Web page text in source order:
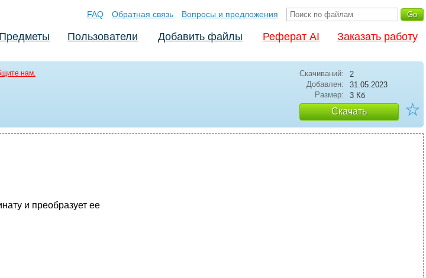
FAQ Обратная связь Вопросы и предложения
Предметы Пользователи Добавить файлы Реферат AI Заказать работу
нам. Скачиваний:
2
Добавлен:
31.05.2023
Размер:
3 Кб
Скачать ☆
и преобразует ее